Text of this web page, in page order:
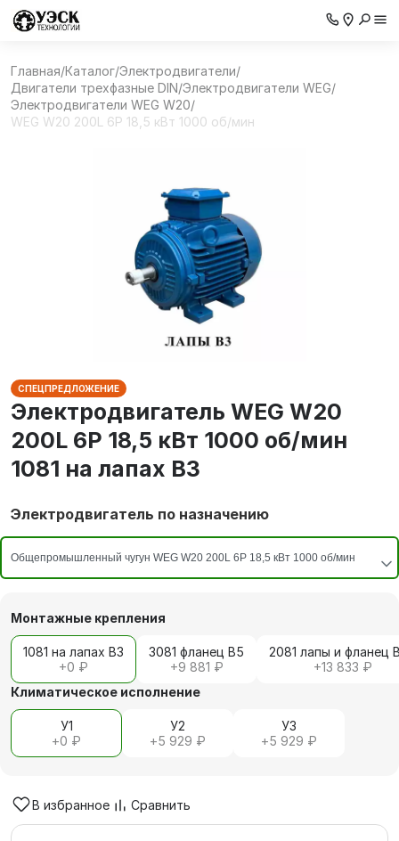
Главная/Каталог/Электродвигатели/
Двигатели трехфазные DIN/Электродвигатели WEG/
Электродвигатели WEG W20/
WEG W20 200L 6P 18,5 кВт 1000 об/мин
СПЕЦПРЕДЛОЖЕНИЕ
Электродвигатель WEG W20
200L 6P 18,5 кВт 1000 об/мин
1081 на лапах В3
Электродвигатель по назначению
Монтажные крепления
1081 на лапах В3
+0 ₽
3081 фланец В5
+9 881 ₽
2081 лапы и фланец
+13 833 ₽
Климатическое исполнение
У1
+0 ₽
У2
+5 929 ₽
У3
+5 929 ₽
В избранное Сравнить